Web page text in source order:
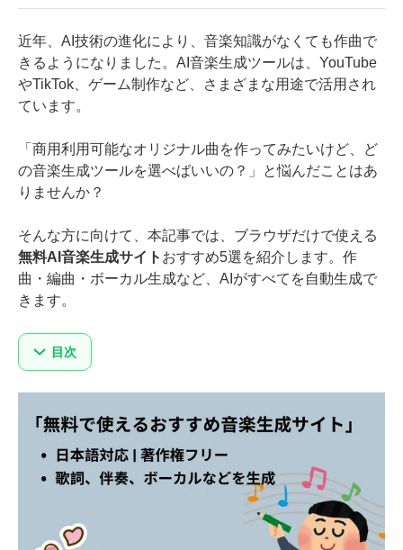
近年、AI技術の進化により、音楽知識がなくても作曲で
きるようになりました。AI音楽生成ツールは、YouTube
やTikTok、ゲーム制作など、さまざまな用途で活用され
ています。
「商用利用可能なオリジナル曲を作ってみたいけど、ど
の音楽生成ツールを選べばいいの？」と悩んだことはあ
りませんか？
そんな方に向けて、本記事では、ブラウザだけで使える
無料AI音楽生成サイト おすすめ5選を紹介します。作
曲・編曲・ボーカル生成など、AIがすべてを自動生成で
きます。
目次